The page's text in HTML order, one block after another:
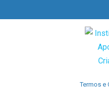
Termos e